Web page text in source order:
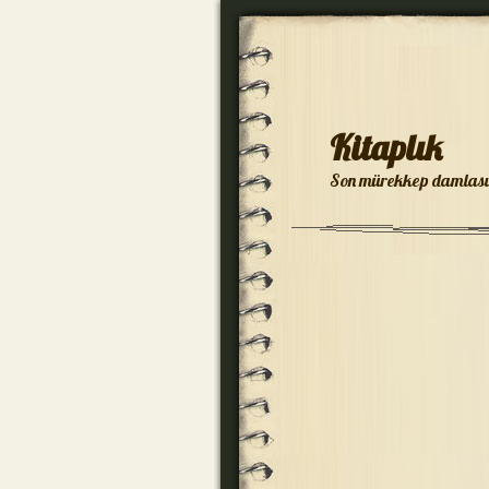
Kitaplık
Son mürekkep